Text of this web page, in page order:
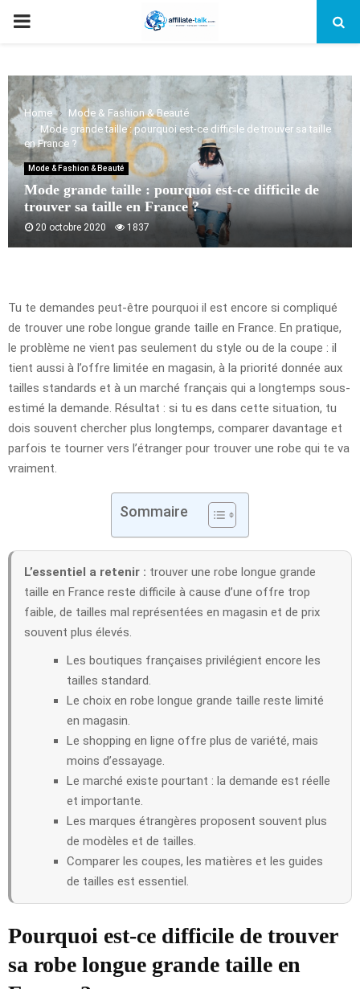
PRIMARY
Home
Mode & Fashion & Beauté
Mode grande taille : pourquoi est-ce difficile de trouver sa taille
en France ?
Mode & Fashion & Beauté
Mode grande taille : pourquoi est-ce difficile de
trouver sa taille en France ?
20 octobre 2020 1837
Tu te demandes peut-être pourquoi il est encore si compliqué
de trouver une robe longue grande taille en France. En pratique,
le problème ne vient pas seulement du style ou de la coupe : il
tient aussi à l’offre limitée en magasin, à la priorité donnée aux
tailles standards et à un marché français qui a longtemps sous-
estimé la demande. Résultat : si tu es dans cette situation, tu
dois souvent chercher plus longtemps, comparer davantage et
parfois te tourner vers l’étranger pour trouver une robe qui te va
vraiment.
Sommaire
L’essentiel a retenir : trouver une robe longue grande
taille en France reste difficile à cause d’une offre trop
faible, de tailles mal représentées en magasin et de prix
souvent plus élevés.
Les boutiques françaises privilégient encore les
tailles standard.
Le choix en robe longue grande taille reste limité
en magasin.
Le shopping en ligne offre plus de variété, mais
moins d’essayage.
Le marché existe pourtant : la demande est réelle
et importante.
Les marques étrangères proposent souvent plus
de modèles et de tailles.
Comparer les coupes, les matières et les guides
de tailles est essentiel.
Pourquoi est-ce difficile de trouver
sa robe longue grande taille en